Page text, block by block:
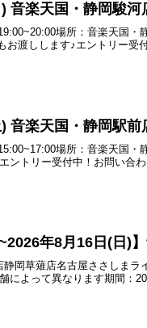
) 音楽天国・静岡駿
場所：音楽天国・
お渡しします♪エントリー受
) 音楽天国・静岡駅
場所：音楽天国・
ントリー受付中！お問い合わ
年8月16日(日
岡草薙店名古屋ささしま
によって異なります期間：